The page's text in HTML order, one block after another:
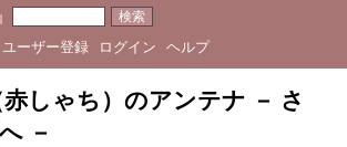
ユーザー登録 ログイン ヘルプ
赤しゃち）のアンテナ － さ
－